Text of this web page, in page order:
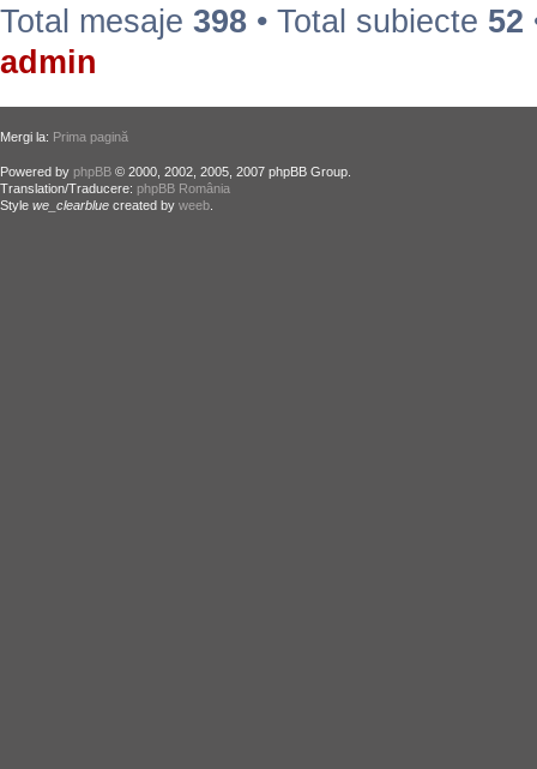
Total mesaje 398 • Total subiecte 52
admin
Mergi la: Prima pagină
Powered by phpBB © 2000, 2002, 2005, 2007 phpBB Group.
Translation/Traducere: phpBB România
Style we_clearblue created by weeb